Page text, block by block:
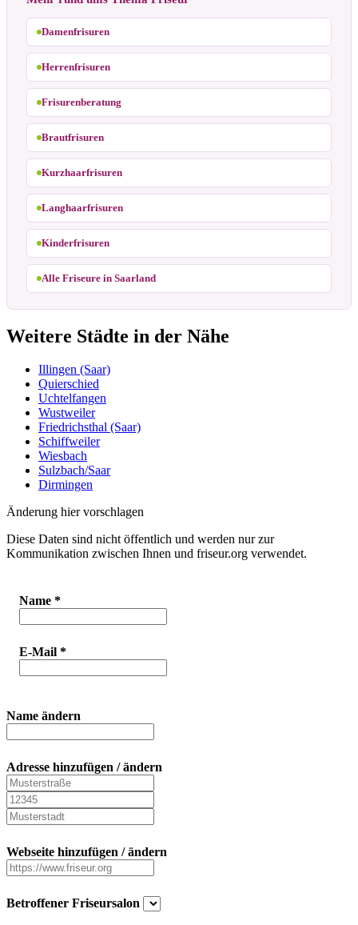
Damenfrisuren
Herrenfrisuren
Frisurenberatung
Brautfrisuren
Kurzhaarfrisuren
Langhaarfrisuren
Kinderfrisuren
Alle Friseure in Saarland
Weitere Städte in der Nähe
Illingen (Saar)
Quierschied
Uchtelfangen
Wustweiler
Friedrichsthal (Saar)
Schiffweiler
Wiesbach
Sulzbach/Saar
Dirmingen
Änderung hier vorschlagen
Diese Daten sind nicht öffentlich und werden nur zur
Kommunikation zwischen Ihnen und friseur.org verwendet.
Name *
E-Mail *
Name ändern
Adresse hinzufügen / ändern
Webseite hinzufügen / ändern
Betroffener Friseursalon